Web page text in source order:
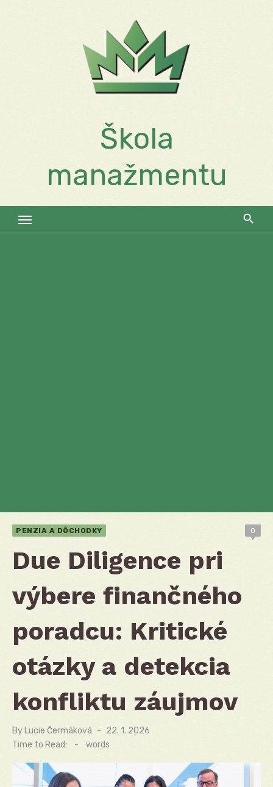
Škola
manažmentu
PENZIA A DÔCHODKY 0
Due Diligence pri
výbere finančného
poradcu: Kritické
otázky a detekcia
konfliktu záujmov
By Lucie Čermáková
Posted
on
22. 1. 2026
Time to Read:
- words